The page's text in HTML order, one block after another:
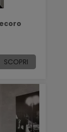
SCOPRI